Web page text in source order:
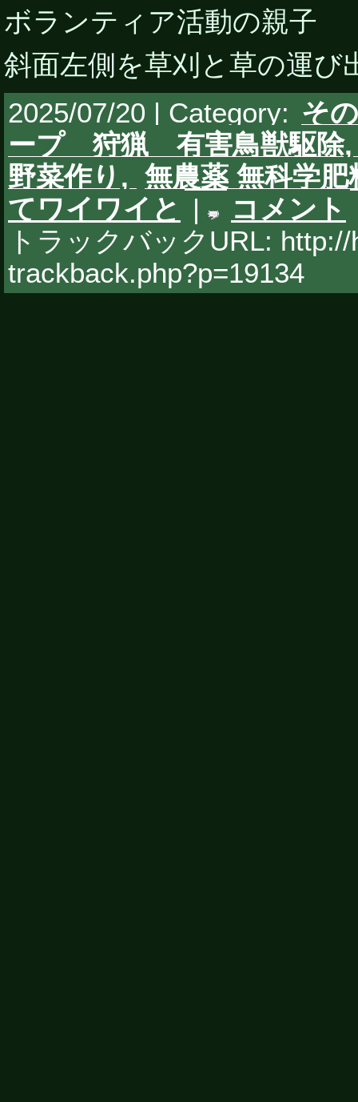
ボランティア活動の親子
斜面左側を草刈と草の運び
2025/07/20 | Category: そ
ープ 狩猟 有害鳥獣駆除
野菜作り, 無農薬 無科学
てワイワイと
|
コメント
トラックバックURL:
trackback.php?p=19134